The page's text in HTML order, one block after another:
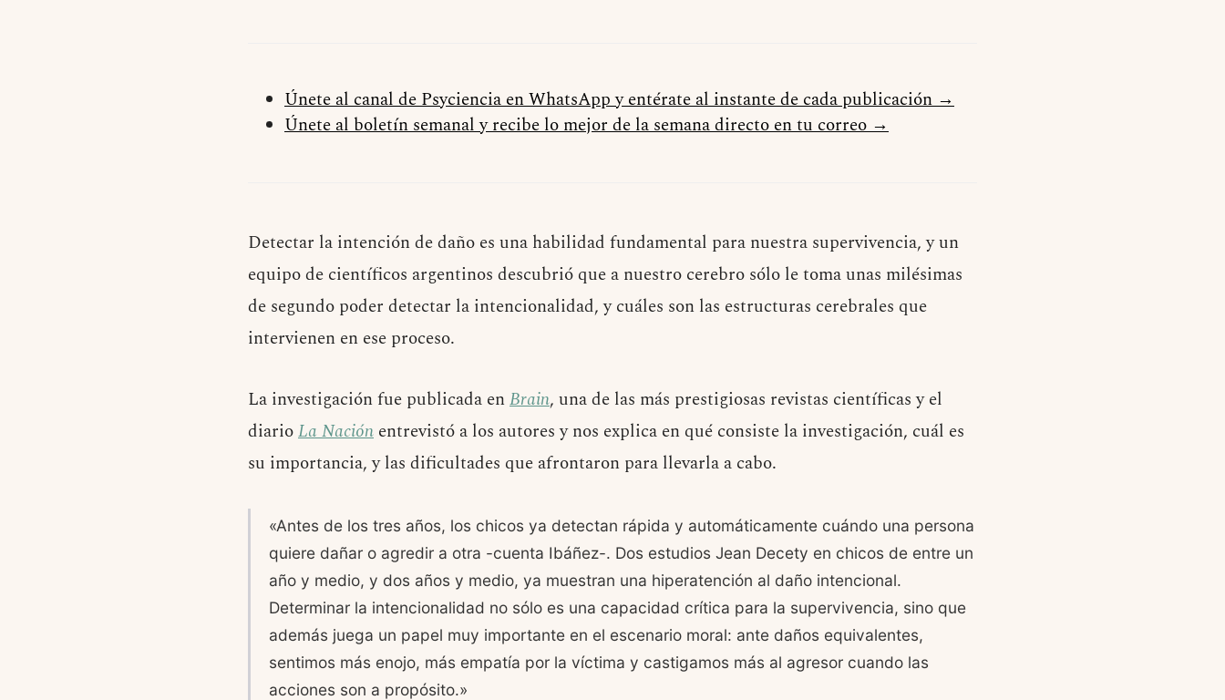
Únete al canal de Psyciencia en WhatsApp y entérate al instante de cada publicación →
Únete al boletín semanal y recibe lo mejor de la semana directo en tu correo →
Detectar la intención de daño es una habilidad fundamental para nuestra supervivencia, y un
equipo de científicos argentinos descubrió que a nuestro cerebro sólo le toma unas milésimas
de segundo poder detectar la intencionalidad, y cuáles son las estructuras cerebrales que
intervienen en ese proceso.
La investigación fue publicada enBrain, una de las más prestigiosas revistas científicas y el
diarioLa Nación entrevistó a los autores y nos explica en qué consiste la investigación, cuál es
su importancia, y las dificultades que afrontaron para llevarla a cabo.
«Antes de los tres años, los chicos ya detectan rápida y automáticamente cuándo una persona
quiere dañar o agredir a otra -cuenta Ibáñez-. Dos estudios Jean Decety en chicos de entre un
año y medio, y dos años y medio, ya muestran una hiperatención al daño intencional.
Determinar la intencionalidad no sólo es una capacidad crítica para la supervivencia, sino que
además juega un papel muy importante en el escenario moral: ante daños equivalentes,
sentimos más enojo, más empatía por la víctima y castigamos más al agresor cuando las
acciones son a propósito.»